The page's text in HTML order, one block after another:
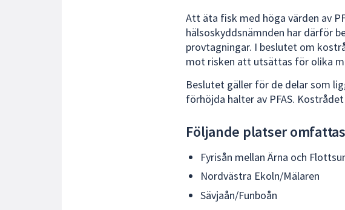
något
dem.
Att äta fisk med höga värden av
hälsoskyddsnämnden har därför
provtagningar. I beslutet om
mot risken att utsättas för olika
Beslutet gäller för de delar som
förhöjda halter av PFAS.
Följande platser
Fyrisån mellan Ärna och
Nordvästra Ekoln/Mälaren
Sävjaån/Funboån